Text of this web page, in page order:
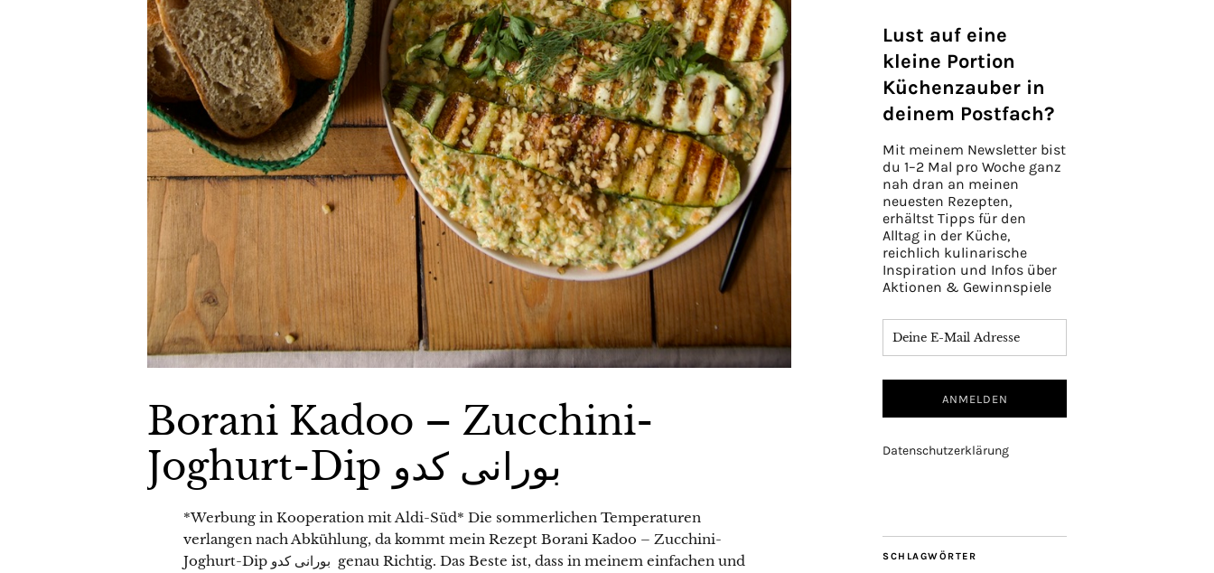
Borani Kadoo – Zucchini-
Joghurt-Dip بورانی کدو
*Werbung in Kooperation mit Aldi-Süd* Die sommerlichen Temperaturen
verlangen nach Abkühlung, da kommt mein Rezept Borani Kadoo – Zucchini-
Joghurt-Dip بورانی کدو genau Richtig. Das Beste ist, dass in meinem einfachen und
Lust auf eine
kleine Portion
Küchenzauber in
deinem Postfach?
Mit meinem Newsletter bist
du 1–2 Mal pro Woche ganz
nah dran an meinen
neuesten Rezepten,
erhältst Tipps für den
Alltag in der Küche,
reichlich kulinarische
Inspiration und Infos über
Aktionen & Gewinnspiele
Datenschutzerklärung
SCHLAGWÖRTER